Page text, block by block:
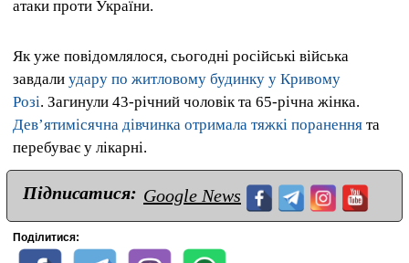
атаки проти України.
Як уже повідомлялося, сьогодні російські війська
завдали удару по житловому будинку у Кривому
Розі. Загинули 43-річний чоловік та 65-річна жінка.
Дев’ятимісячна дівчинка отримала тяжкі поранення та
перебуває у лікарні.
Підписатися: Google News
Поділитися: